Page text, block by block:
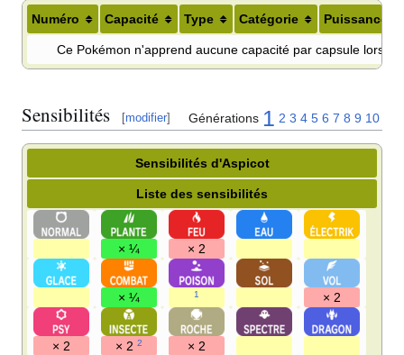
Numéro Capacité Type Catégorie Puissance
Ce Pokémon n'apprend aucune capacité par capsule lors
Sensibilités [modifier] Générations 1 2 3 4 5 6 7 8 9 10
Sensibilités d'Aspicot
Liste des sensibilités
× ¼ × 2
× ¼ 1 × 2
× 2 × 2 2 × 2